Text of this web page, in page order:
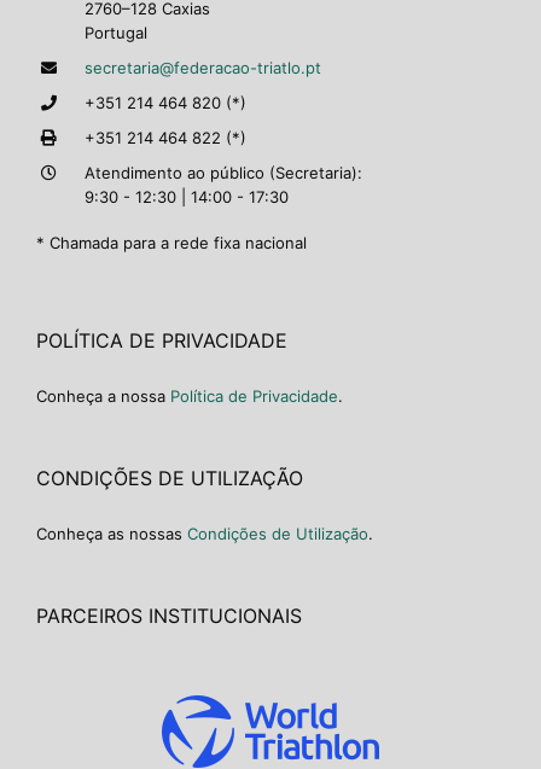
2760–128 Caxias
Portugal
secretaria@federacao-triatlo.pt
+351 214 464 820 (*)
+351 214 464 822 (*)
Atendimento ao público (Secretaria):
9:30 - 12:30 | 14:00 - 17:30
* Chamada para a rede fixa nacional
POLÍTICA DE PRIVACIDADE
Conheça a nossa Política de Privacidade.
CONDIÇÕES DE UTILIZAÇÃO
Conheça as nossas Condições de Utilização.
PARCEIROS INSTITUCIONAIS